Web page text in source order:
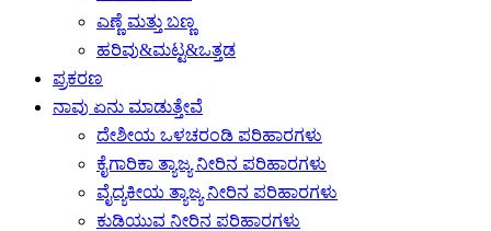
ಎಣ್ಣೆ ಮತ್ತು ಬಣ್ಣ
ಹರಿವು&ಮಟ್ಟ&ಒತ್ತಡ
ಪ್ರಕರಣ
ನಾವು ಏನು ಮಾಡುತ್ತೇವೆ
ದೇಶೀಯ ಒಳಚರಂಡಿ ಪರಿಹಾರಗಳು
ಕೈಗಾರಿಕಾ ತ್ಯಾಜ್ಯ ನೀರಿನ ಪರಿಹಾರಗಳು
ವೈದ್ಯಕೀಯ ತ್ಯಾಜ್ಯ ನೀರಿನ ಪರಿಹಾರಗಳು
ಕುಡಿಯುವ ನೀರಿನ ಪರಿಹಾರಗಳು